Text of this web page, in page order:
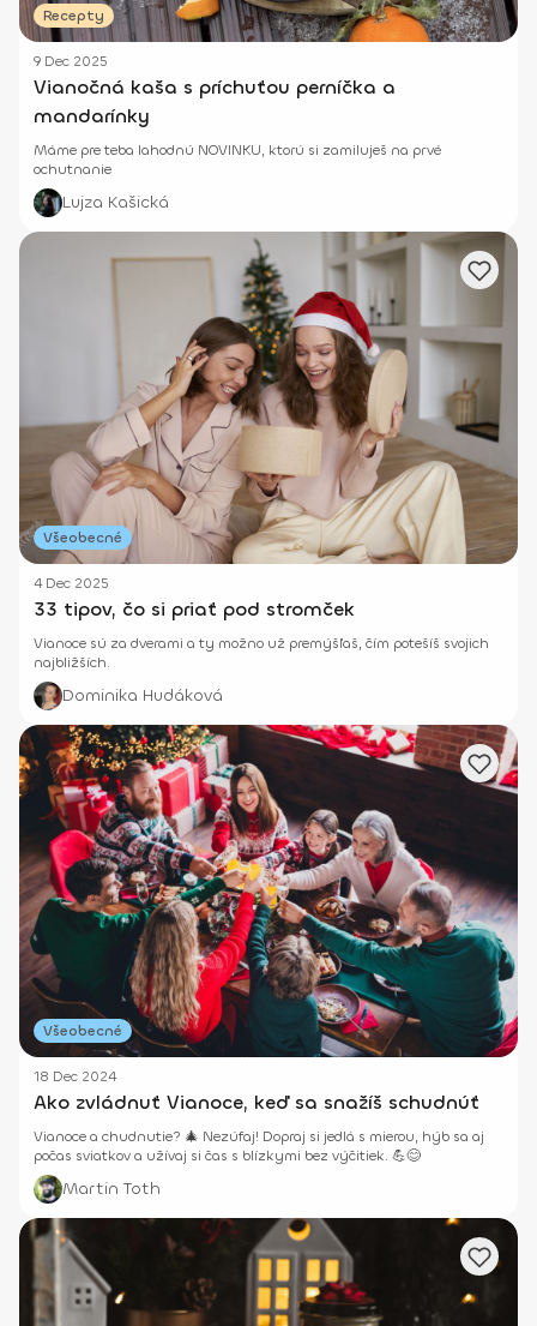
Recepty
9 Dec 2025
Vianočná kaša s príchuťou perníčka a
mandarínky
Máme pre teba lahodnú NOVINKU, ktorú si zamiluješ na prvé
ochutnanie
Lujza Kašická
Všeobecné
4 Dec 2025
33 tipov, čo si priať pod stromček
Vianoce sú za dverami a ty možno už premýšľaš, čím potešíš svojich
najbližších.
Dominika Hudáková
Všeobecné
18 Dec 2024
Ako zvládnuť Vianoce, keď sa snažíš schudnúť
Vianoce a chudnutie? 🎄 Nezúfaj! Dopraj si jedlá s mierou, hýb sa aj
počas sviatkov a užívaj si čas s blízkymi bez výčitiek. 💪😊
Martin Toth